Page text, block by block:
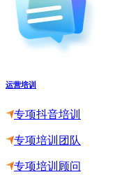
运营培训
专项抖音培训
专项培训团队
专项培训顾问